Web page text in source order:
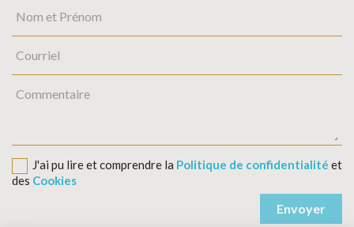
J'ai pu lire et comprendre la Politique de confidentialité et
des Cookies